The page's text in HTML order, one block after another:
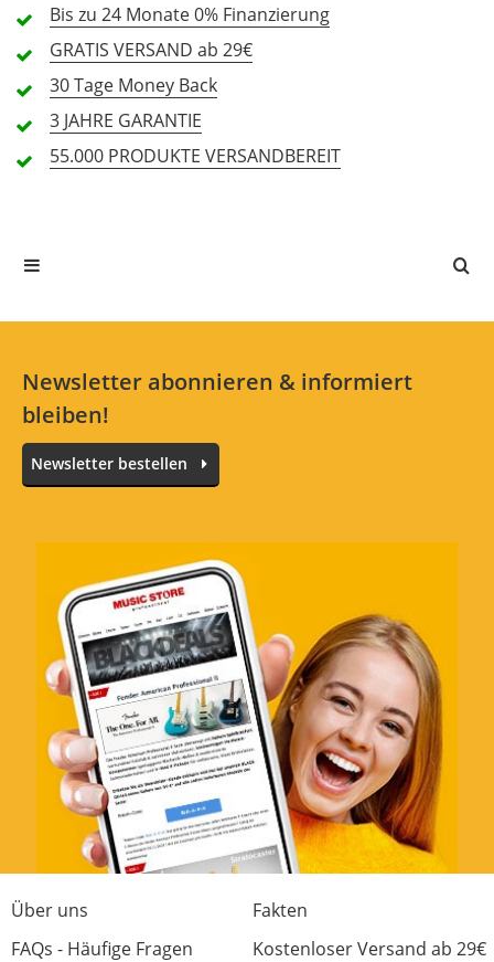
2 Sterne
1 Sterne
Alle Sprachen
Die crystal bowl hat einen wunderbare.
sehr. Ich hatte sie innerhalb von nicht mal 24
Stunden zuhause.
0 von 0 fanden diese Rezension hilfreich
Jetzt bewerten
Bis zu 24 Monate0% Finanzierung
GRATIS VERSAND ab 29€
30 Tage Money Back
3 JAHRE GARANTIE
55.000 PRODUKTE VERSANDBEREIT
Newsletter abonnieren & informiert
bleiben!
Newsletter bestellen
Über uns
Fakten
FAQs - Häufige Fragen
Kostenloser Versand ab 29€